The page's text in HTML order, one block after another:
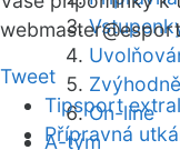
On-line
A-tým
webmaster
Tweet
Tipsport
Přípravná